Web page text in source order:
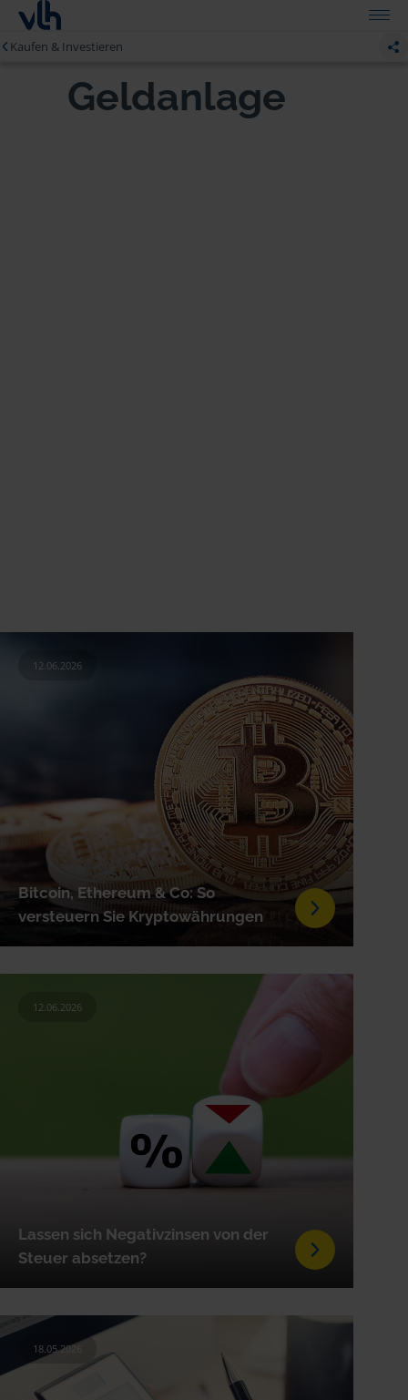
Kaufen & Investieren
Geldanlage
Bitcoin, Ethereum & Co: So
versteuern Sie Kryptowährungen
12.06.2026
Lassen sich Negativzinsen von der
Steuer absetzen?
12.06.2026
18.05.2026